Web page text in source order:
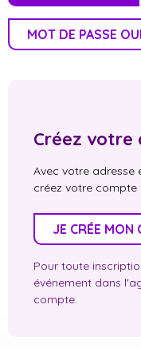
MOT DE PASSE
Créez votre
Avec votre adresse
créez votre compte
JE CRÉE MON
Pour toute
événement dans
compte.